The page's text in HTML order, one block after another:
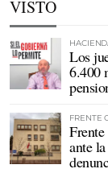
VISTO
Los
6.400
FRENTE
ante